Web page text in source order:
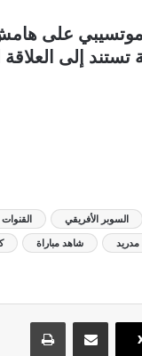
موتسيبي على
إلى العلاقة
السوبر الأفريقي القنوات
مدريد شاهد مباراة
مشاركة عبر البريد طباعة